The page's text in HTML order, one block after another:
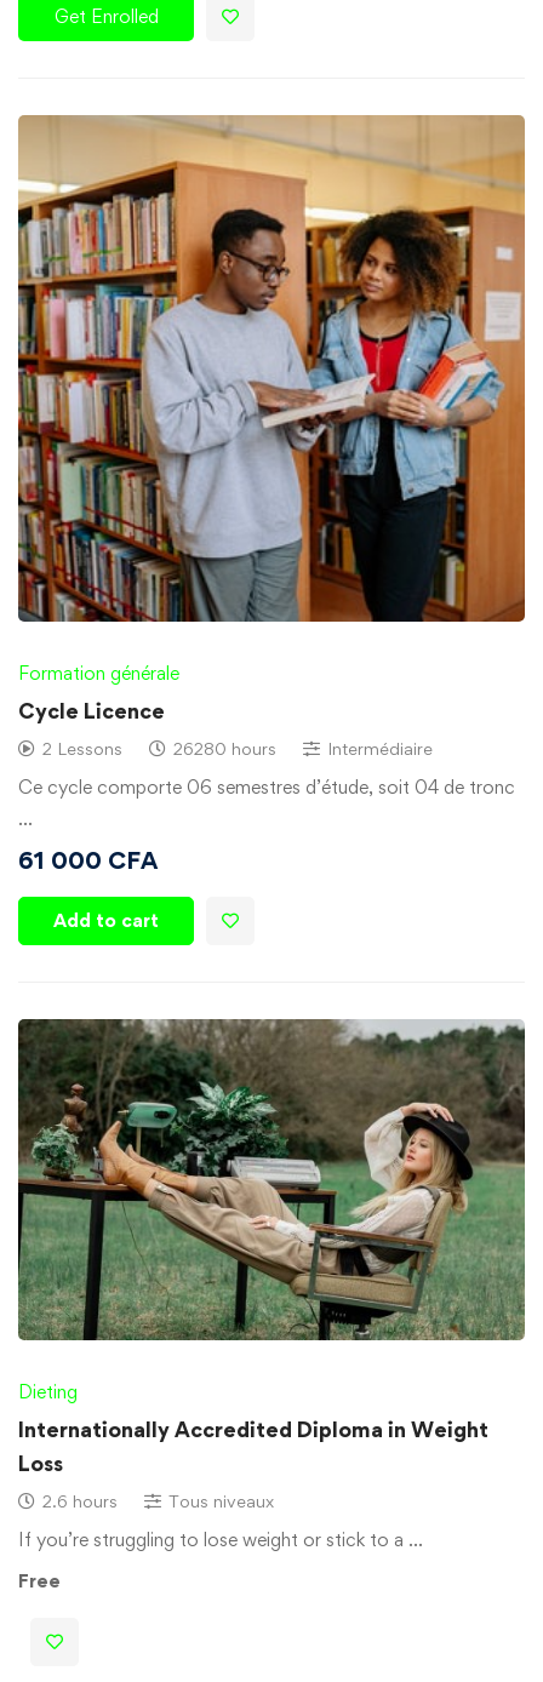
Get Enrolled
Formation générale
Cycle Licence
2 Lessons 26280 hours Intermédiaire
Ce cycle comporte 06 semestres d’étude, soit 04 de tronc
…
61 000 CFA
Add to cart
Dieting
Internationally Accredited Diploma in Weight
Loss
2.6 hours Tous niveaux
If you’re struggling to lose weight or stick to a …
Free